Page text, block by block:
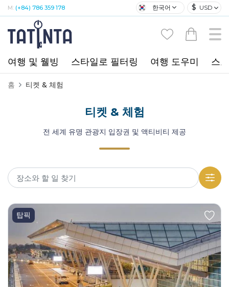
M: (+84) 786 359 178 한국어 $ USD
여행 및 웰빙 스타일로 필터링 여행 도우미 스
홈 티켓 & 체험
티켓 & 체험
전 세계 유명 관광지 입장권 및 액티비티 제공
탑픽